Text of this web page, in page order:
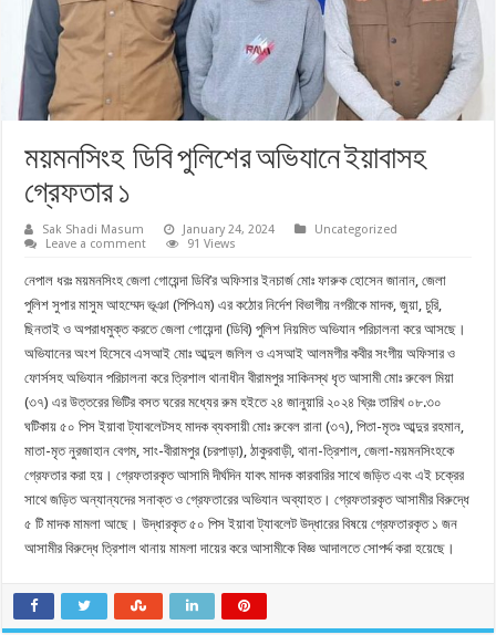
ময়মনসিংহ ডিবি পুলিশের অভিযানে ইয়াবাসহ
গ্রেফতার ১
Sak Shadi Masum January 24, 2024
Uncategorized
Leave a comment
91 Views
নেপাল ধরঃ ময়মনসিংহ জেলা গোয়েন্দা ডিবি’র অফিসার ইনচার্জ মোঃ ফারুক হোসেন জানান, জেলা
পুলিশ সুপার মাসুম আহম্মেদ ভূঞা (পিপিএম) এর কঠোর নির্দেশ বিভাগীয় নগরীকে মাদক, জুয়া, চুরি,
ছিনতাই ও অপরাধমুক্ত করতে জেলা গোয়েন্দা (ডিবি) পুলিশ নিয়মিত অভিযান পরিচালনা করে আসছে।
অভিযানের অংশ হিসেবে এসআই মোঃ আব্দুল জলিল ও এসআই আলমগীর কবীর সংগীয় অফিসার ও
ফোর্সসহ অভিযান পরিচালনা করে ত্রিশাল থানাধীন বীরামপুর সাকিনস্থ ধৃত আসামী মোঃ রুবেল মিয়া
(৩৭) এর উত্তরের ভিটির বসত ঘরের মধ্যের রুম হইতে ২৪ জানুয়ারি ২০২৪ খ্রিঃ তারিখ ০৮.৩০
ঘটিকায় ৫০ পিস ইয়াবা ট্যাবলেটসহ মাদক ব্যবসায়ী মোঃ রুবেল রানা (৩৭), পিতা-মৃতঃ আব্দুর রহমান,
মাতা-মৃত নুরজাহান বেগম, সাং-বীরামপুর (চরপাড়া), ঠাকুরবাড়ী, থানা-ত্রিশাল, জেলা-ময়মনসিংহকে
গ্রেফতার করা হয়। গ্রেফতারকৃত আসামি দীর্ঘদিন যাবৎ মাদক কারবারির সাথে জড়িত এবং এই চক্রের
সাথে জড়িত অন্যান্যদের সনাক্ত ও গ্রেফতারের অভিযান অব্যাহত। গ্রেফতারকৃত আসামীর বিরুদ্ধে
৫ টি মাদক মামলা আছে। উদ্ধারকৃত ৫০ পিস ইয়াবা ট্যাবলেট উদ্ধারের বিষয়ে গ্রেফতারকৃত ১ জন
আসামীর বিরুদ্ধে ত্রিশাল থানায় মামলা দায়ের করে আসামীকে বিজ্ঞ আদালতে সোপর্দ্দ করা হয়েছে।